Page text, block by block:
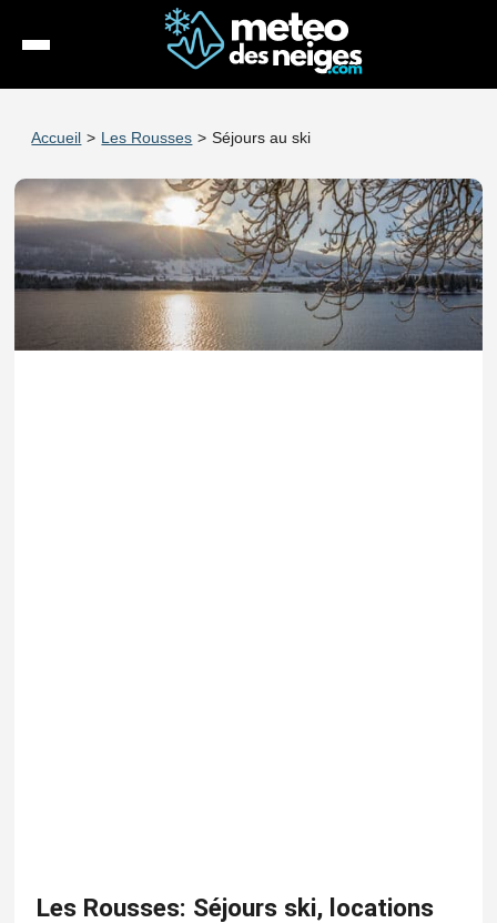
Stations
Webcams
Accueil > Les Rousses > Séjours au ski
Les Rousses: Séjours ski, locations